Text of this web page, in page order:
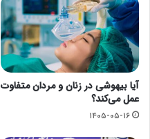
آیا بیهوشی در زنان و مردان متفاوت
عمل می‌کند؟
۱۴۰۵-۰۵-۱۶